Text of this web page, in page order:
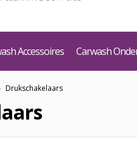
Accessoires Carwash
Drukschakelaars